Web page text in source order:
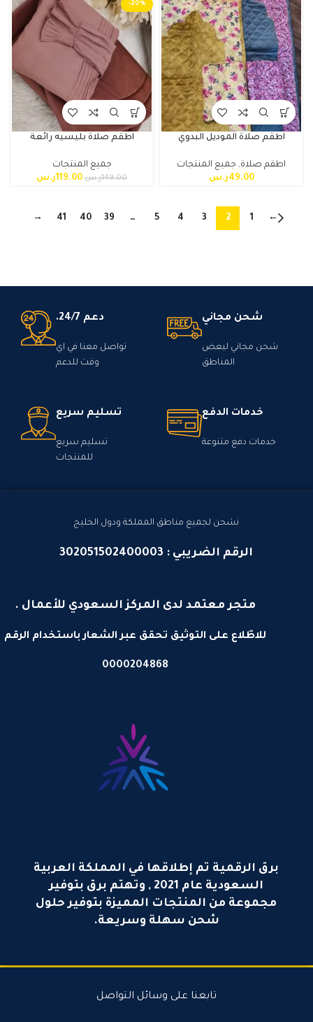
اطقم صلاة الموديل البدوي
اطقم صلاة, جميع المنتجات
49.00ر.س
-20%
اطقم صلاة بليسيه رائعة
جميع المنتجات
149.00ر.س 119.00 ر.س
←
1
2
3
4
5
…
39
40
41
→
شحن مجاني
شحن مجاني لبعض
المناطق
دعم 24/7.
تواصل معنا في اي
وقت للدعم
خدمات الدفع
خدمات دفع متنوعة
تسليم سريع
تسليم سريع
للمنتجات
نشحن لجميع مناطق المملكة ودول الخليج
الرقم الضريبي : 302051502400003
متجر معتمد لدى المركز السعودي للأعمال .
للاطّلاع على التوثيق تحقق عبر الشعار باستخدام الرقم
0000204868
برق الرقمية تم إطلاقها في المملكة العربية
السعودية عام 2021 , وتهتم برق بتوفير
مجموعة من المنتجات المميزة بتوفير حلول
شحن سهلة وسريعة.
تابعنا على وسائل التواصل